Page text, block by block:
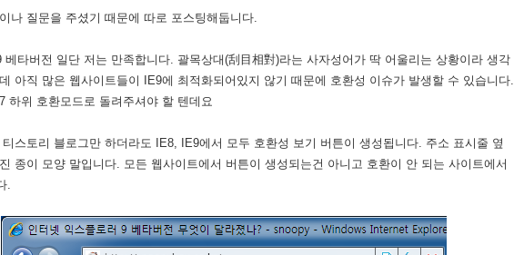
나 질문을 주셨기 때문에 따로 포스팅해둡니다.
베타버전 일단 저는 만족합니다. 괄목상대(刮目相對)라는 사자성어가 딱 어울리는 상황이라 생각
아직 많은 웹사이트들이 IE9에 최적화되어있지 않기 때문에 호환성 이슈가 발생할 수 있습니다.
하위 호환모드로 돌려주셔야 할 텐데요
스토리 블로그만 하더라도 IE8, IE9에서 모두 호환성 보기 버튼이 생성됩니다. 주소 표시줄 옆
종이 모양 말입니다. 모든 웹사이트에서 버튼이 생성되는건 아니고 호환이 안 되는 사이트에서
.